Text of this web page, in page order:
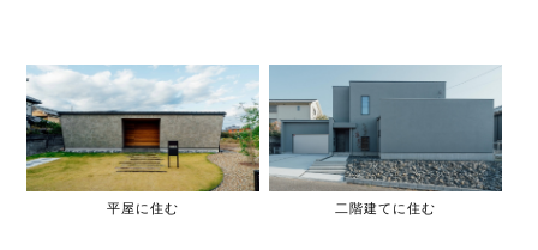
平屋に住む 二階建てに住む